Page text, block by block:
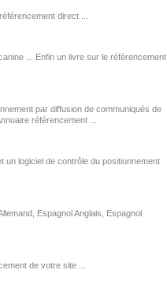
direct ...
... Enfin un livre sur le référencement
par diffusion de communiqués de
référencement ...
logiciel de contrôle du positionnement
Espagnol Anglais, Espagnol
de votre site ...